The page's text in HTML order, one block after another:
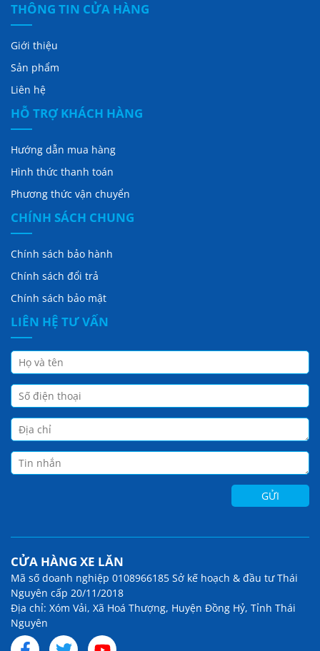
THÔNG TIN CỬA HÀNG
Giới thiệu
Sản phẩm
Liên hệ
HỖ TRỢ KHÁCH HÀNG
Hướng dẫn mua hàng
Hình thức thanh toán
Phương thức vận chuyển
CHÍNH SÁCH CHUNG
Chính sách bảo hành
Chính sách đổi trả
Chính sách bảo mật
LIÊN HỆ TƯ VẤN
CỬA HÀNG XE LĂN
Mã số doanh nghiệp 0108966185 Sở kế hoạch & đầu tư Thái
Nguyên cấp 20/11/2018
Địa chỉ: Xóm Vải, Xã Hoá Thượng, Huyện Đồng Hỷ, Tỉnh Thái
Nguyên